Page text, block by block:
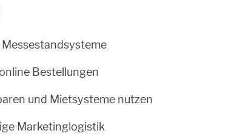
Messestandsysteme
Bestellungen
und Mietsysteme nutzen
Marketinglogistik